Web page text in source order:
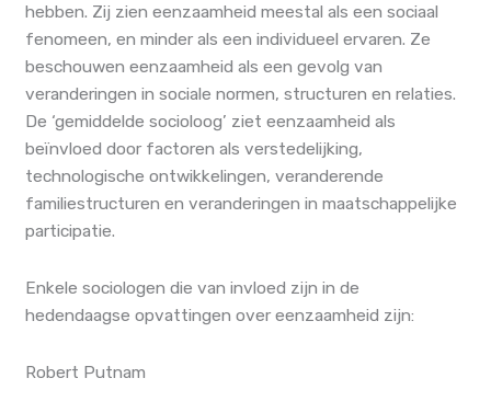
hebben. Zij zien eenzaamheid meestal als een sociaal
fenomeen, en minder als een individueel ervaren. Ze
beschouwen eenzaamheid als een gevolg van
veranderingen in sociale normen, structuren en relaties.
De ‘gemiddelde socioloog’ ziet eenzaamheid als
beïnvloed door factoren als verstedelijking,
technologische ontwikkelingen, veranderende
familiestructuren en veranderingen in maatschappelijke
participatie.
Enkele sociologen die van invloed zijn in de
hedendaagse opvattingen over eenzaamheid zijn:
Robert Putnam